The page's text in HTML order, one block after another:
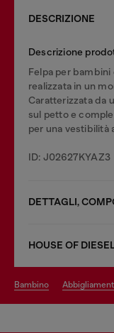
DESCRIZIONE
Descrizione
Felpa per
realizzata in un
Caratterizzata da
sul petto e
per una vestibilità
ID: J02627KYAZ3
DETTAGLI,
HOUSE OF
bambino